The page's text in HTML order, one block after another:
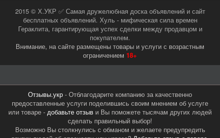
2015 © Х.УКР ✅ Самая дружелюбная доска объявлений и сайт
бесплатных объявлений. Хуль - мифическая сила времен
Гераклита, гарантирующая успех сделки между продавцом и
покупателем.
Внимание, на сайте размещены товары и услуги с возрастным
ограничением 18+
Отзывы.укр - Отблагодарите компанию за качественно
предоставленные услуги поделившись своим мнением об услуге
или товаре - добавьте отзыв и Вы поможете тысячам других людей
сделать правильный выбор!
Возможно Вы столкнулись с обманом и желаете предупредить